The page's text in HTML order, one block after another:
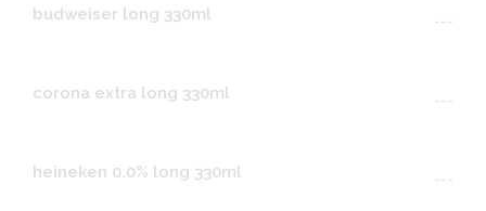
budweiser long 330ml ---
corona extra long 330ml ---
heineken 0.0% long 330ml ---